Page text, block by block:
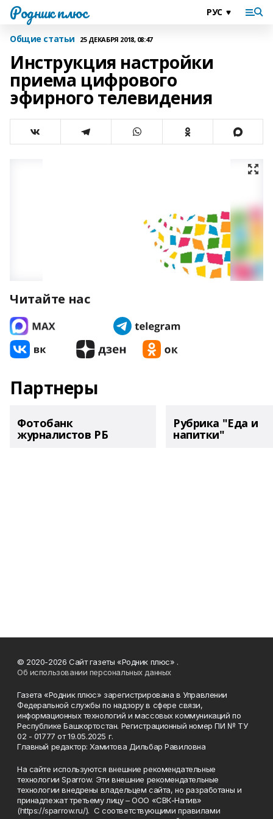
Родник плюс
Общие статьи 25 ДЕКАБРЯ 2018, 08:47
Инструкция настройки
приема цифрового
эфирного телевидения
Читайте нас
Партнеры
Фотобанк
журналистов РБ
Рубрика "Еда и
напитки"
© 2020-2026 Сайт газеты «Родник плюс» .
Об использовании персональных данных
Газета «Родник плюс» зарегистрирована в Управлении
Федеральной службы по надзору в сфере связи,
информационных технологий и массовых коммуникаций по
Республике Башкортостан. Регистрационный номер ПИ № ТУ
02 - 01777 от 19.05.2025 г.
Главный редактор: Хамитова Дильбар Равиловна
На сайте используются внешние рекомендательные
технологии Sparrow. Эти внешние рекомендательные
технологии внедрены владельцем сайта, но разработаны и
принадлежат третьему лицу – ООО «СВК-Натив»
(https://sparrow.ru/). С соответствующими правилами